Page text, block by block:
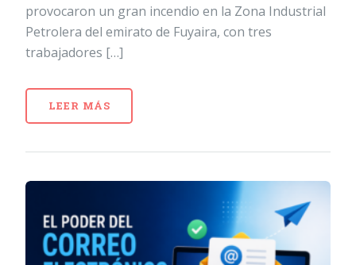
provocaron un gran incendio en la Zona Industrial
Petrolera del emirato de Fuyaira, con tres
trabajadores […]
LEER MÁS